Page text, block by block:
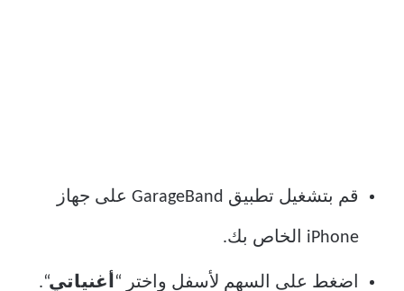
قم بتشغيل تطبيق GarageBand على جهاز
iPhone الخاص بك.
اضغط على السهم لأسفل واختر “أغنياتي“.